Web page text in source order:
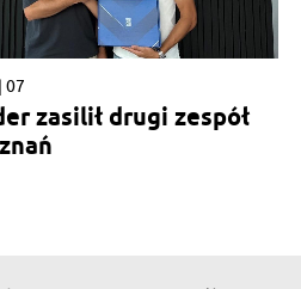
07
zasilił drugi zespół